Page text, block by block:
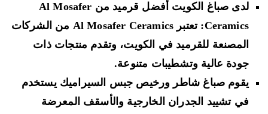
لدى صباغ الكويت أفضل قرميد من Al Mosafer
Ceramics: تعتبر Al Mosafer Ceramics من الشركات
المصنعة للقرميد في الكويت، وتقدم منتجات ذات
جودة عالية وتشطيبات متنوعة.
يقوم صباغ شاطر ورخيص جبس السيراميك يستخدم
في تشييد الجدران الخارجية والأسقف المعرضة